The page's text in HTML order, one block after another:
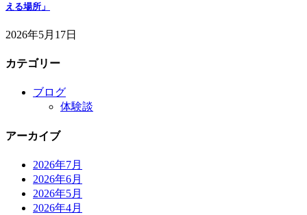
える場所」
2026年5月17日
カテゴリー
ブログ
体験談
アーカイブ
2026年7月
2026年6月
2026年5月
2026年4月